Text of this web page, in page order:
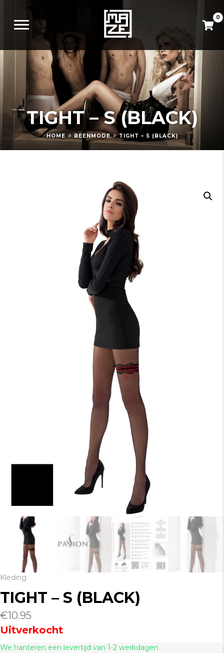
0
TIGHT – S (BLACK)
HOME » BEENMODE » TIGHT – S (BLACK)
Kleding
TIGHT – S (BLACK)
€10.95
Uitverkocht
We hanteren een levertijd van 1-2 werkdagen